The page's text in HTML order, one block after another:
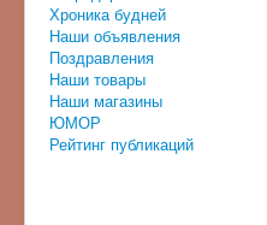
Хроника будней
Наши объявления
Поздравления
Наши товары
Наши магазины
ЮМОР
Рейтинг публикаций